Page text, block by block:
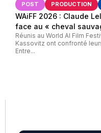
POST PRODUCTION
WAiFF 2026 : Claude
face au « cheval
Réunis au World AI Film
Kassovitz ont confronté
Entre...